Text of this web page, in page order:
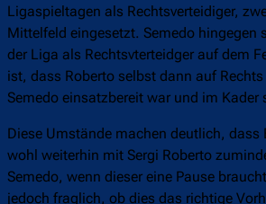
Ligaspieltagen als Rechtsverteidiger,
Mittelfeld eingesetzt. Semedo hingegen
der Liga als Rechtsvterteidger auf dem
ist, dass Roberto selbst dann auf
Semedo einsatzbereit war und im Kader
Diese Umstände machen deutlich, dass
wohl weiterhin mit Sergi Roberto
Semedo, wenn dieser eine Pause
jedoch fraglich, ob dies das richtige